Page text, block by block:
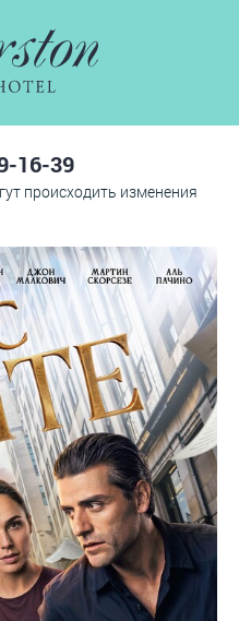
16-39
происходить изменения